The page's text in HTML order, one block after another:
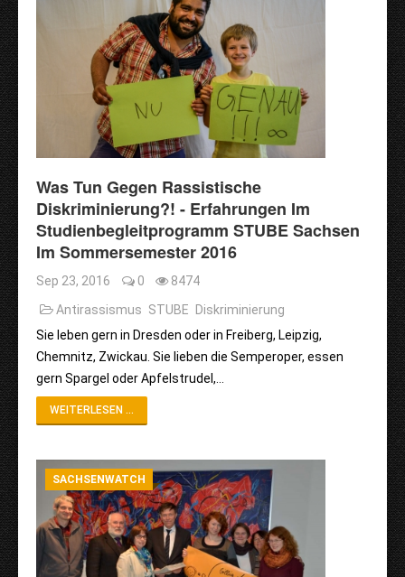
Was Tun Gegen Rassistische
Diskriminierung?! - Erfahrungen Im
Studienbegleitprogramm STUBE Sachsen
Im Sommersemester 2016
Sep 23, 2016 0
8474
Antirassismus STUBE
Diskriminierung
Sie leben gern in Dresden oder in Freiberg, Leipzig,
Chemnitz, Zwickau. Sie lieben die Semperoper, essen
gern Spargel oder Apfelstrudel,…
WEITERLESEN ...
SACHSENWATCH